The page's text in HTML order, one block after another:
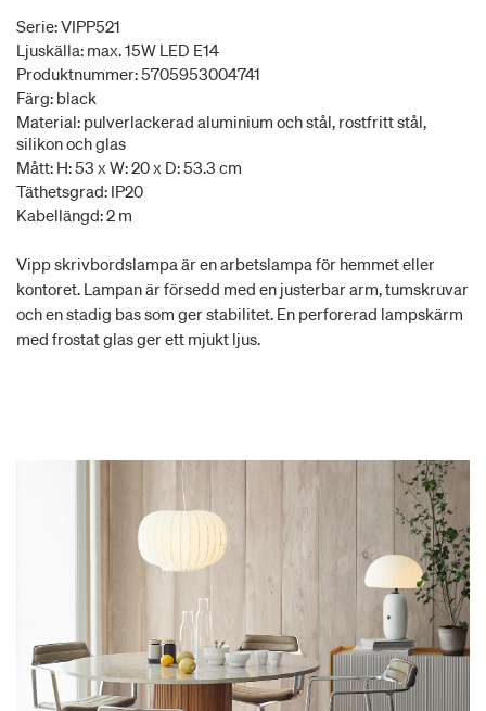
Serie: VIPP521
Ljuskälla: max. 15W LED E14
Produktnummer: 5705953004741
Färg: black
Material: pulverlackerad aluminium och stål, rostfritt stål,
silikon och glas
Mått: H: 53 x W: 20 x D: 53.3 cm
Täthetsgrad: IP20
Kabellängd: 2 m
Vipp skrivbordslampa är en arbetslampa för hemmet eller
kontoret. Lampan är försedd med en justerbar arm, tumskruvar
och en stadig bas som ger stabilitet. En perforerad lampskärm
med frostat glas ger ett mjukt ljus.